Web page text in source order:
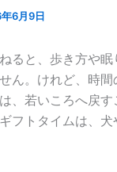
6月9日
ると、歩き方や
ん。けれど、時
、若いころへ戻
フトタイムは、